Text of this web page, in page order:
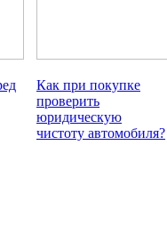
Как при покупке
проверить
юридическую
чистоту автомобиля?